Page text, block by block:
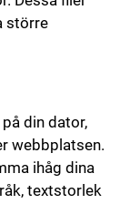
större
din dator,
webbplatsen.
ihåg dina
textstorlek